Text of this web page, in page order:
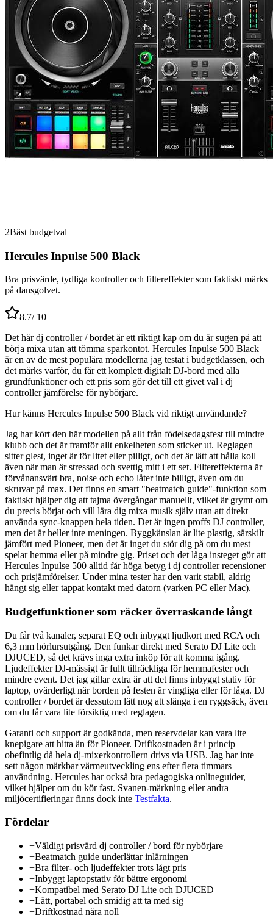
2Bäst budgetval
Hercules Inpulse 500 Black
Bra prisvärde, tydliga kontroller och filtereffekter som faktiskt märks
på dansgolvet.
8.7/ 10
Det här dj controller / bordet är ett riktigt kap om du är sugen på att
börja mixa utan att tömma sparkontot. Hercules Inpulse 500 Black
är en av de mest populära modellerna jag testat i budgetklassen, och
det märks varför, du får ett komplett digitalt DJ-bord med alla
grundfunktioner och ett pris som gör det till ett givet val i dj
controller jämförelse för nybörjare.
Hur känns Hercules Inpulse 500 Black vid riktigt användande?
Jag har kört den här modellen på allt från födelsedagsfest till mindre
klubb och det är framför allt enkelheten som sticker ut. Reglagen
sitter glest, inget är för litet eller pilligt, och det är lätt att hålla koll
även när man är stressad och svettig mitt i ett set. Filtereffekterna är
förvånansvärt bra, noise och echo låter inte billigt, även om du
skruvar på max. Det finns en smart "beatmatch guide"-funktion som
faktiskt hjälper dig att tajma övergångar manuellt, vilket är grymt om
du precis börjat och vill lära dig mixa musik själv utan att direkt
använda sync-knappen hela tiden. Det är ingen proffs DJ controller,
men det är heller inte meningen. Byggkänslan är lite plastig, särskilt
jämfört med Pioneer, men det är inget du stör dig på om du mest
spelar hemma eller på mindre gig. Priset och det låga insteget gör att
Hercules Inpulse 500 alltid får höga betyg i dj controller recensioner
och prisjämförelser. Under mina tester har den varit stabil, aldrig
hängt sig eller tappat kontakt med datorn (varken PC eller Mac).
Budgetfunktioner som räcker överraskande långt
Du får två kanaler, separat EQ och inbyggt ljudkort med RCA och
6,3 mm hörlursutgång. Den funkar direkt med Serato DJ Lite och
DJUCED, så det krävs inga extra inköp för att komma igång.
Ljudeffekter DJ-mässigt är fullt tillräckliga för hemmafester och
mindre event. Det jag gillar extra är att det finns inbyggt stativ för
laptop, ovärderligt när borden på festen är vingliga eller för låga. DJ
controller / bordet är dessutom lätt nog att slänga i en ryggsäck, även
om du får vara lite försiktig med reglagen.
Garanti och support är godkända, men reservdelar kan vara lite
knepigare att hitta än för Pioneer. Driftkostnaden är i princip
obefintlig då hela dj-mixerkontrollern drivs via USB. Jag har inte
sett någon märkbar värmeutveckling ens efter flera timmars
användning. Hercules har också bra pedagogiska onlineguider,
vilket hjälper om du kör fast. Svanen-märkning eller andra
miljöcertifieringar finns dock inte Testfakta.
Fördelar
+Väldigt prisvärd dj controller / bord för nybörjare
+Beatmatch guide underlättar inlärningen
+Bra filter- och ljudeffekter trots lågt pris
+Inbyggt laptopstativ för bättre ergonomi
+Kompatibel med Serato DJ Lite och DJUCED
+Lätt, portabel och smidig att ta med sig
+Driftkostnad nära noll